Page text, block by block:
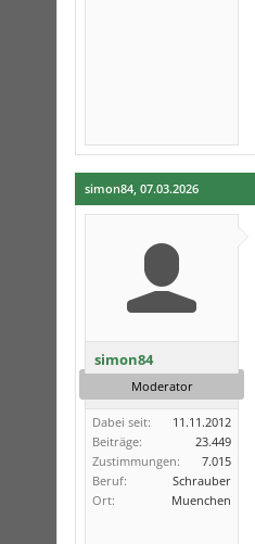
simon84, 07.03.2026
simon84
Moderator
Dabei seit:
11.11.2012
Beiträge:
23.449
Zustimmungen:
7.015
Beruf:
Schrauber
Ort:
Muenchen